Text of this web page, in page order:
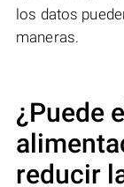
los datos
maneras.
¿Puede
reducir